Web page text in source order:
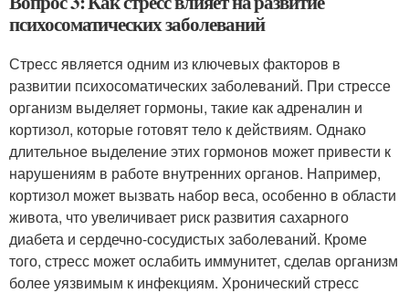
психосоматических заболеваний
Стресс является одним из ключевых факторов в
развитии психосоматических заболеваний. При стрессе
организм выделяет гормоны, такие как адреналин и
кортизол, которые готовят тело к действиям. Однако
длительное выделение этих гормонов может привести к
нарушениям в работе внутренних органов. Например,
кортизол может вызвать набор веса, особенно в области
живота, что увеличивает риск развития сахарного
диабета и сердечно-сосудистых заболеваний. Кроме
того, стресс может ослабить иммунитет, сделав организм
более уязвимым к инфекциям. Хронический стресс